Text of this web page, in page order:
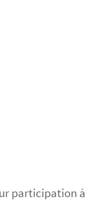
participation à